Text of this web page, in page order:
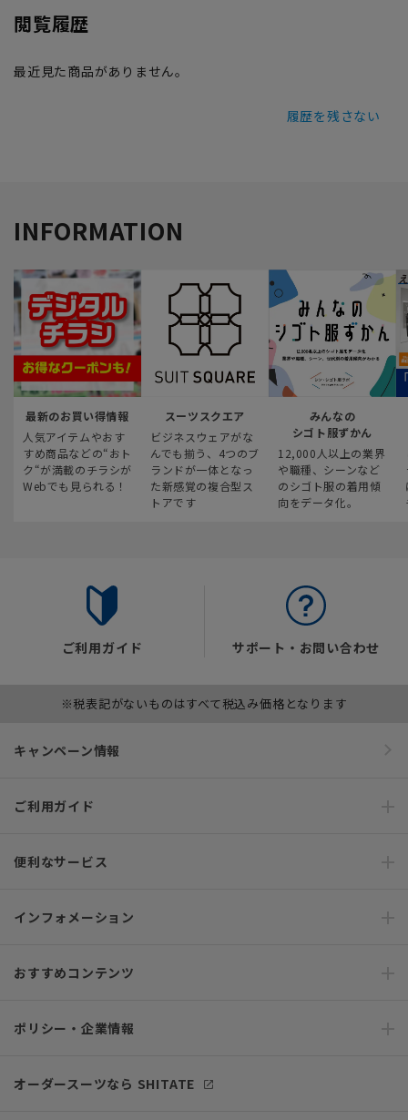
閲覧履歴
最近見た商品がありません。
履歴を残さない
INFORMATION
最新のお買い得情報
人気アイテムやおす
すめ商品などの“おト
ク“が満載のチラシが
Webでも見られる！
スーツスクエア
ビジネスウェアがな
んでも揃う、4つのブ
ランドが一体となっ
た新感覚の複合型ス
トアです
みんなの
シゴト服ずかん
12,000人以上の業界
や職種、シーンなど
のシゴト服の着用傾
向をデータ化。
ご利用ガイド サポート・お問い合わせ
※税表記がないものはすべて税込み価格となります
キャンペーン情報
ご利用ガイド
便利なサービス
インフォメーション
おすすめコンテンツ
ポリシー・企業情報
オーダースーツなら SHITATE